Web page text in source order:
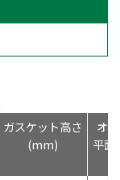
ガスケット高さ
(mm)
オ
平面